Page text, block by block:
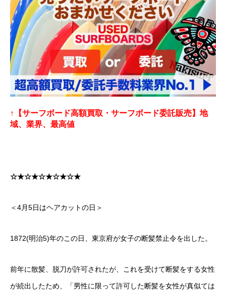
↑【サーフボード高額買取・サーフボード委託販売】地
域、業界、最高値
☆★☆★☆★☆★☆★
＜4月5日はヘアカットの日＞
1872(明治5)年のこの日、東京府が女子の断髪禁止令を出した。
前年に散髪、脱刀が許可されたが、これを受けて断髪をする女性
が続出したため、「男性に限って許可した断髪を女性が真似ては